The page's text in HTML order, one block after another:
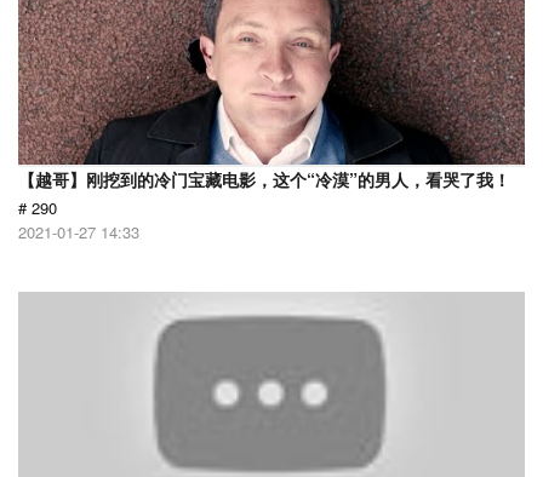
【越哥】刚挖到的冷门宝藏电影，这个“冷漠”的男人，看哭了我！
# 290
2021-01-27 14:33